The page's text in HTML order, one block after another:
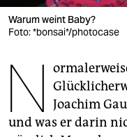
shop
fragen & hilfe
unterstützen
abo
genossenschaft
Warum weint Baby?
Foto: *bonsai*/photocase
N Joachim
und was er darin